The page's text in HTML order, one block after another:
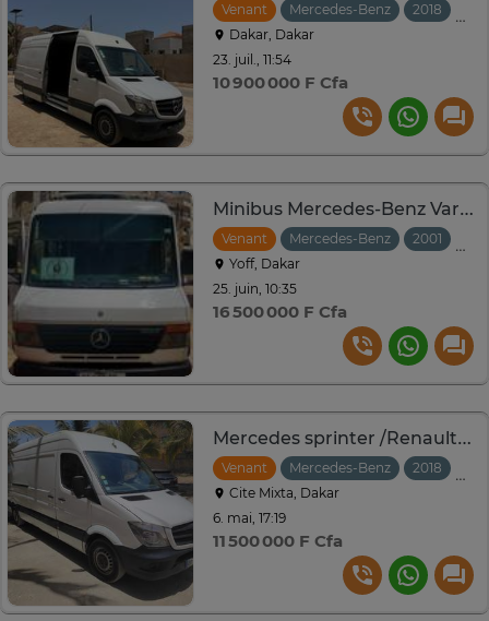
Venant Mercedes-Benz 2018
Dakar, Dakar
23. juil., 11:54
10 900 000 F Cfa
Minibus Mercedes-Benz Vario 814 D
Venant Mercedes-Benz 2001
Yoff, Dakar
25. juin, 10:35
16 500 000 F Cfa
Mercedes sprinter /Renault master
Venant Mercedes-Benz 2018
Cite Mixta, Dakar
6. mai, 17:19
11 500 000 F Cfa